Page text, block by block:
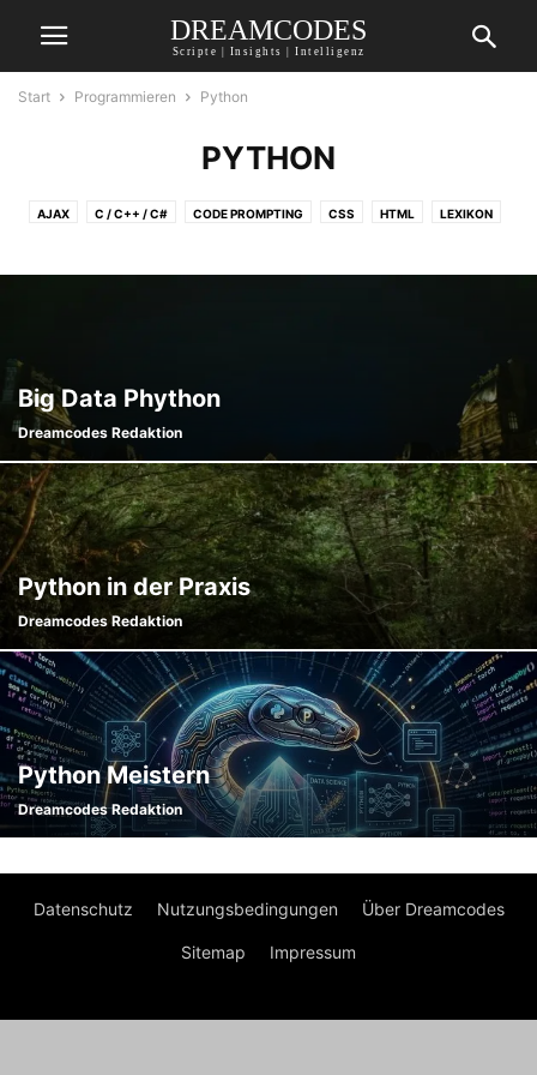
DREAMCODES
Scripte | Insights | Intelligenz
Start Programmieren Python
PYTHON
AJAX C / C++ / C# CODE PROMPTING CSS HTML LEXIKON
Big Data Phython
Dreamcodes Redaktion
Python in der Praxis
Dreamcodes Redaktion
Python Meistern
Dreamcodes Redaktion
Datenschutz Nutzungsbedingungen Über Dreamcodes
Sitemap Impressum